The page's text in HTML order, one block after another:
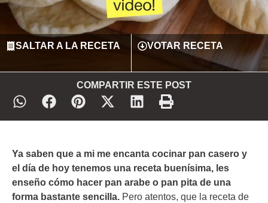
SALTAR A LA RECETA VOTAR RECETA
COMPARTIR ESTE POST
Ya saben que a mi me encanta cocinar pan casero y
el día de hoy tenemos una receta buenísima, les
enseño cómo hacer pan arabe o pan pita de una
forma bastante sencilla. Pero atentos, que la receta de